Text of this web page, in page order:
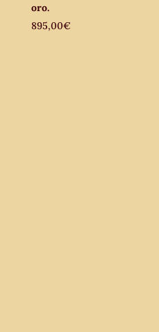
oro.
895,00€